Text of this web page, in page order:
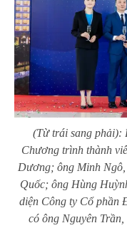
(Từ trái sang phải):
Chương trình thành
Dương; ông Minh
Quốc; ông Hùng
diện Công ty Cổ phần
có ông Nguyên